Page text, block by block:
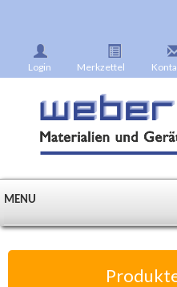
Login Merkzettel
MENU